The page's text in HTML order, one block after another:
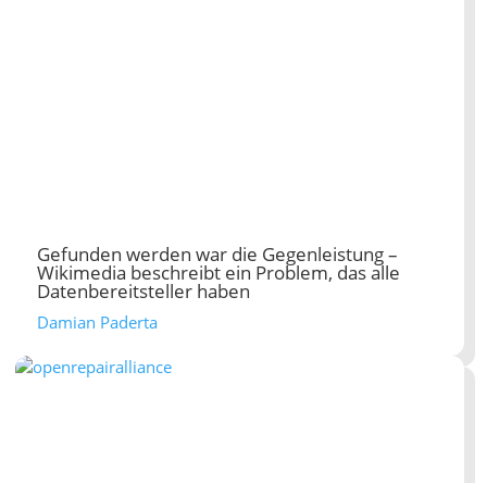
Gefunden werden war die Gegenleistung –
Wikimedia beschreibt ein Problem, das alle
Datenbereitsteller haben
Damian Paderta